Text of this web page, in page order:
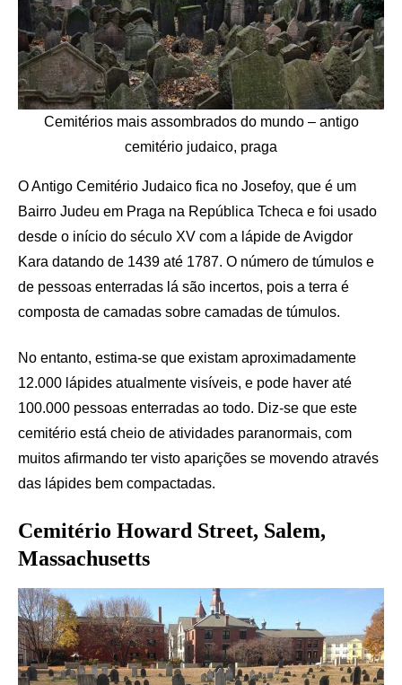
Cemitérios mais assombrados do mundo – antigo
cemitério judaico, praga
O Antigo Cemitério Judaico fica no Josefoy, que é um
Bairro Judeu em Praga na República Tcheca e foi usado
desde o início do século XV com a lápide de Avigdor
Kara datando de 1439 até 1787. O número de túmulos e
de pessoas enterradas lá são incertos, pois a terra é
composta de camadas sobre camadas de túmulos.
No entanto, estima-se que existam aproximadamente
12.000 lápides atualmente visíveis, e pode haver até
100.000 pessoas enterradas ao todo. Diz-se que este
cemitério está cheio de atividades paranormais, com
muitos afirmando ter visto aparições se movendo através
das lápides bem compactadas.
Cemitério Howard Street, Salem,
Massachusetts